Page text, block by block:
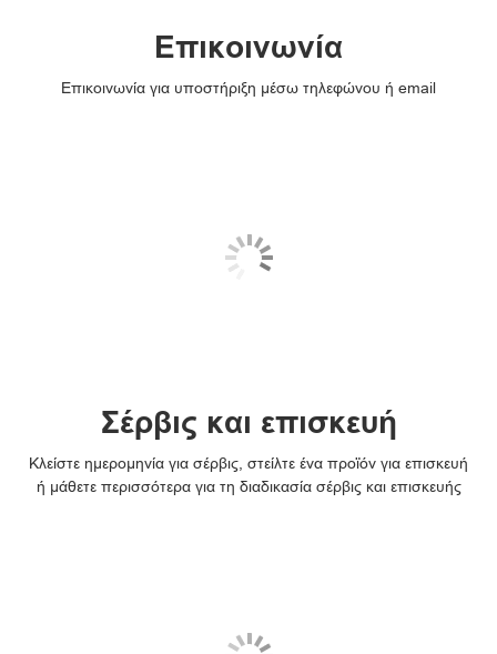
Επικοινωνία
Επικοινωνία για υποστήριξη μέσω τηλεφώνου ή email
Σέρβις και επισκευή
Κλείστε ημερομηνία για σέρβις, στείλτε ένα προϊόν για επισκευή
ή μάθετε περισσότερα για τη διαδικασία σέρβις και επισκευής